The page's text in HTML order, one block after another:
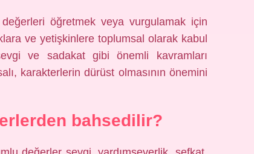
öğretmek veya vurgulamak için
ve yetişkinlere toplumsal olarak kabul
ve sadakat gibi önemli kavramları
karakterlerin dürüst olmasının önemini
bahsedilir?